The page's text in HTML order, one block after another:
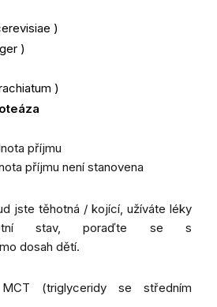
)
)
)
příjmu
příjmu není stanovena
jste těhotná / kojící, užíváte léky
stav, poraďte se s
dosah dětí.
(triglyceridy se středním